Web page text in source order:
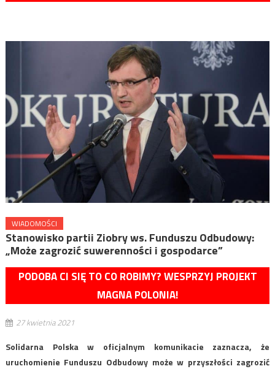
WIADOMOŚCI
Stanowisko partii Ziobry ws. Funduszu Odbudowy:
„Może zagrozić suwerenności i gospodarce”
PODOBA CI SIĘ TO CO ROBIMY? WESPRZYJ PROJEKT
MAGNA POLONIA!
27 kwietnia 2021
Solidarna Polska w oficjalnym komunikacie zaznacza, że
uruchomienie Funduszu Odbudowy może w przyszłości zagrozić